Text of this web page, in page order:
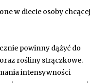
w diecie osoby chcącej
powinny dążyć do
rośliny strączkowe.
intensywności